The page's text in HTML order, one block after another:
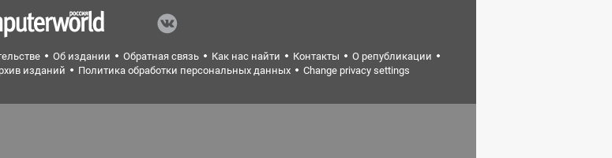
Об издании Обратная связь Как нас найти Контакты
О републикации
изданий Политика обработки персональных данных Change privacy settings